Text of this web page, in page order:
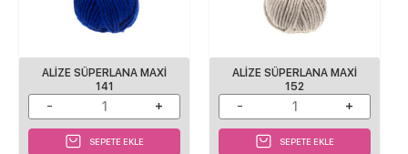
ALİZE SÜPERLANA MAXİ
141
SEPETE EKLE
ALİZE SÜPERLANA MAXİ
152
SEPETE EKLE